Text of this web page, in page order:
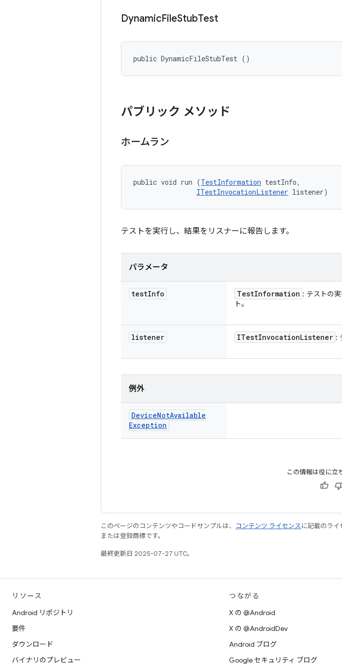
DynamicFileStubTest
public DynamicFileStubTest ()
パブリック メソッド
ホームラン
public void run (TestInformation testInfo,
ITestInvocationListener listener)
テストを実行し、結果をリスナーに報告します。
パラメータ
testInfo TestInformation : テストの
ト。
listener ITestInvocationListener :
例外
DeviceNotAvailable
Exception
この情報は役に立
このページのコンテンツやコードサンプルは、 コンテンツ ライセンスに記載のラ
または登録商標です。
最終更新日 2025-07-27 UTC。
リソース
Android リポジトリ
要件
ダウンロード
バイナリのプレビュー
つながる
X の @Android
X の @AndroidDev
Android ブログ
Google セキュリティ ブログ